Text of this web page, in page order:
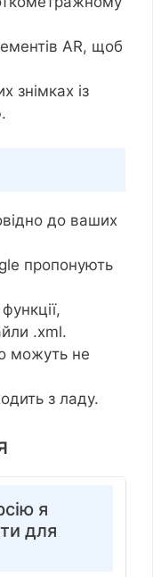
AR, щоб
знімках із
до ваших
пропонують
.xml.
можуть не
з ладу.
я
для